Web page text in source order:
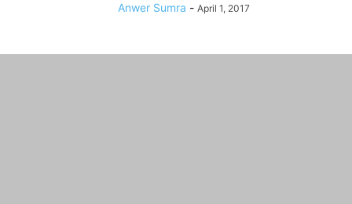
Anwer Sumra - April 1, 2017